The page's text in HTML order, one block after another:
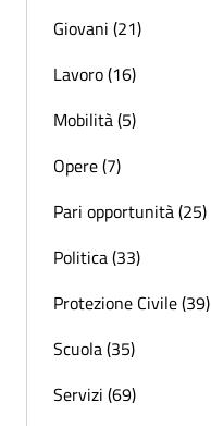
Giovani (21)
Lavoro (16)
Mobilità (5)
Opere (7)
Pari opportunità (25)
Politica (33)
Protezione Civile (39)
Scuola (35)
Servizi (69)